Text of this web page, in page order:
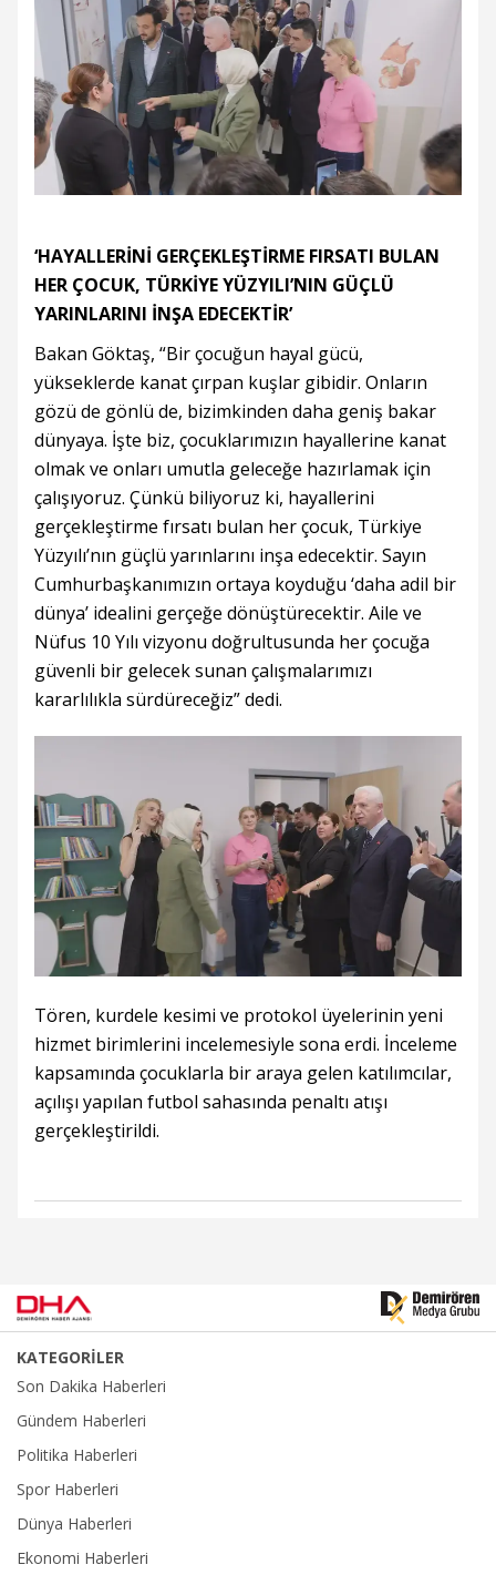
‘HAYALLERİNİ GERÇEKLEŞTİRME FIRSATI BULAN
HER ÇOCUK, TÜRKİYE YÜZYILI’NIN GÜÇLÜ
YARINLARINI İNŞA EDECEKTİR’
Bakan Göktaş, “Bir çocuğun hayal gücü,
yükseklerde kanat çırpan kuşlar gibidir. Onların
gözü de gönlü de, bizimkinden daha geniş bakar
dünyaya. İşte biz, çocuklarımızın hayallerine kanat
olmak ve onları umutla geleceğe hazırlamak için
çalışıyoruz. Çünkü biliyoruz ki, hayallerini
gerçekleştirme fırsatı bulan her çocuk, Türkiye
Yüzyılı’nın güçlü yarınlarını inşa edecektir. Sayın
Cumhurbaşkanımızın ortaya koyduğu ‘daha adil bir
dünya’ idealini gerçeğe dönüştürecektir. Aile ve
Nüfus 10 Yılı vizyonu doğrultusunda her çocuğa
güvenli bir gelecek sunan çalışmalarımızı
kararlılıkla sürdüreceğiz” dedi.
Tören, kurdele kesimi ve protokol üyelerinin yeni
hizmet birimlerini incelemesiyle sona erdi. İnceleme
kapsamında çocuklarla bir araya gelen katılımcılar,
açılışı yapılan futbol sahasında penaltı atışı
gerçekleştirildi.
KATEGORİLER
Son Dakika Haberleri
Gündem Haberleri
Politika Haberleri
Spor Haberleri
Dünya Haberleri
Ekonomi Haberleri